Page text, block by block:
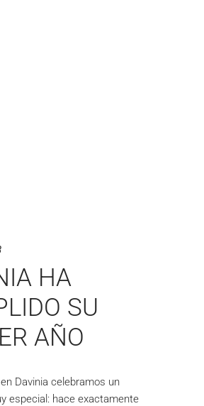
HA
SU
AÑO
Davinia celebramos un
especial: hace exactamente